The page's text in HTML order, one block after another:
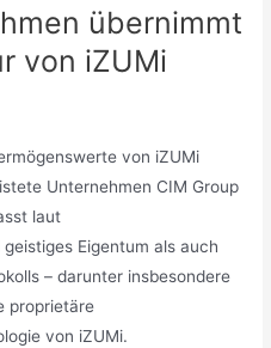
übernimmt
von iZUMi
von iZUMi
Unternehmen CIM Group
laut
Eigentum als auch
– darunter insbesondere
proprietäre
von iZUMi.